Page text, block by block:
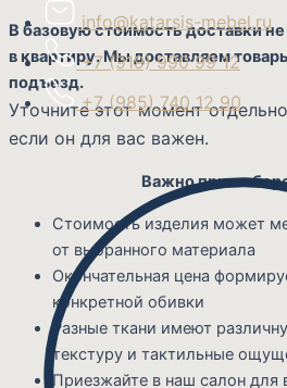
info@katarsis-mebel.ru
+7 (919) 990 99 12
+7 (985) 740 12 90
В базовую стоимость доставки
в квартиру. Мы доставляем
подъезд.
Уточните этот момент
если он для вас важен.
Важно при
Стоимость изделия может
от выбранного материала
Окончательная цена
конкретной обивки
Разные ткани имеют
текстуру и тактильные
Приезжайте в наш салон для